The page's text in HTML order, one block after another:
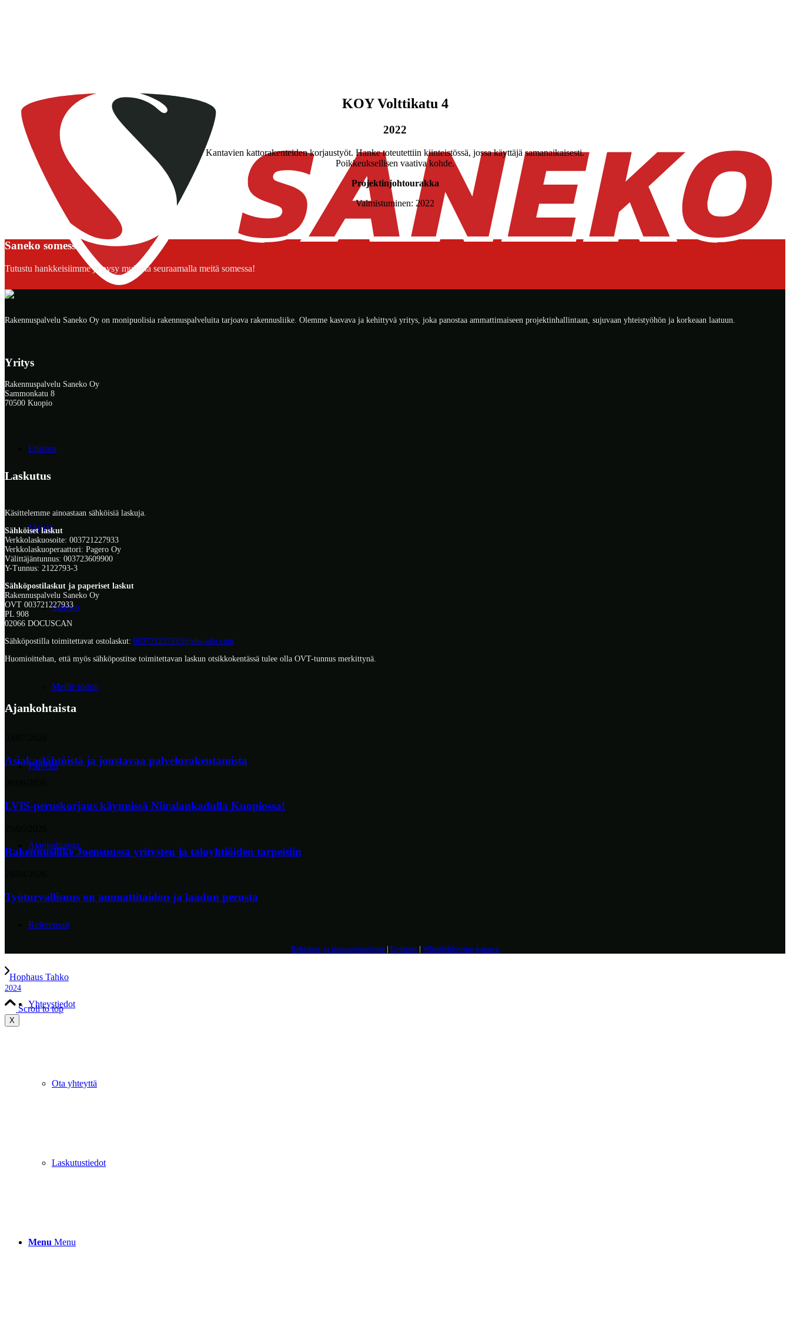
Etusivu
Meistä
Saneko
Meille töihin
Palvelut
Ajankohtaista
Referenssit
Yhteystiedot
Ota yhteyttä
Laskutustiedot
Menu Menu
KOY Volttikatu 4
2022
Kantavien kattorakenteiden korjaustyöt. Hanke toteutettiin kiinteistössä, jossa käyttäjä samanaikaisesti.
Poikkeuksellisen vaativa kohde.
Projektinjohtourakka
Valmistuminen: 2022
Saneko somessa
Tutustu hankkeisiimme ja pysy mukana seuraamalla meitä somessa!
Rakennuspalvelu Saneko Oy on monipuolisia rakennuspalveluita tarjoava rakennusliike. Olemme kasvava ja kehittyvä yritys, joka panostaa ammattimaiseen projektinhallintaan, sujuvaan yhteistyöhön ja korkeaan laatuun.
Yritys
Rakennuspalvelu Saneko Oy
Sammonkatu 8
70500 Kuopio
Laskutus
Käsittelemme ainoastaan sähköisiä laskuja.
Sähköiset laskut
Verkkolaskuosoite: 003721227933
Verkkolaskuoperaattori: Pagero Oy
Välittäjäntunnus: 003723609900
Y-Tunnus: 2122793-3
Sähköpostilaskut ja paperiset laskut
Rakennuspalvelu Saneko Oy
OVT 003721227933
PL 908
02066 DOCUSCAN
Sähköpostilla toimitettavat ostolaskut: 003721227933@xbs-salo.com
Huomioittehan, että myös sähköpostitse toimitettavan laskun otsikkokentässä tulee olla OVT-tunnus merkittynä.
Ajankohtaista
Asiakaslähtöistä ja joustavaa palvelurakentamista
LVIS-peruskorjaus käynnissä Niiralankadulla Kuopiossa!
Rakennusliike Joensuussa yritysten ja taloyhtiöiden tarpeisiin
Työturvallisuus on ammattitaidon ja laadun perusta
Rekisteri- ja tietosuojaseloste | Evästeet | Whistleblowing-kanava
Hophaus Tahko
2024
Scroll to top
X